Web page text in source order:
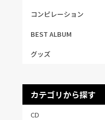
コンピレーション
BEST ALBUM
グッズ
カテゴリから探す
CD